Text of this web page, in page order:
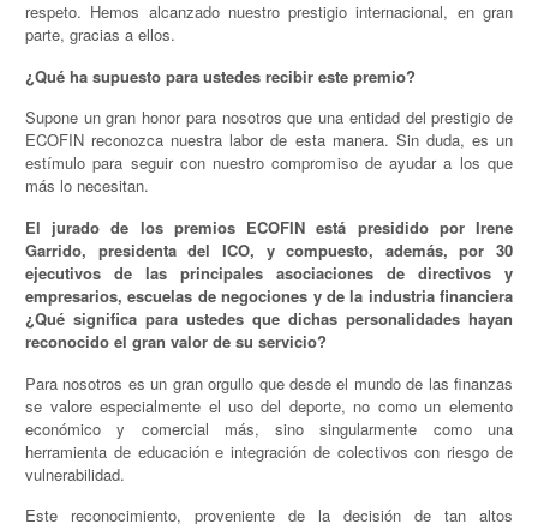
respeto. Hemos alcanzado nuestro prestigio internacional, en gran
parte, gracias a ellos.
¿Qué ha supuesto para ustedes recibir este premio?
Supone un gran honor para nosotros que una entidad del prestigio de
ECOFIN reconozca nuestra labor de esta manera. Sin duda, es un
estímulo para seguir con nuestro compromiso de ayudar a los que
más lo necesitan.
El jurado de los premios ECOFIN está presidido por Irene
Garrido, presidenta del ICO, y compuesto, además, por 30
ejecutivos de las principales asociaciones de directivos y
empresarios, escuelas de negociones y de la industria financiera
¿Qué significa para ustedes que dichas personalidades hayan
reconocido el gran valor de su servicio?
Para nosotros es un gran orgullo que desde el mundo de las finanzas
se valore especialmente el uso del deporte, no como un elemento
económico y comercial más, sino singularmente como una
herramienta de educación e integración de colectivos con riesgo de
vulnerabilidad.
Este reconocimiento, proveniente de la decisión de tan altos